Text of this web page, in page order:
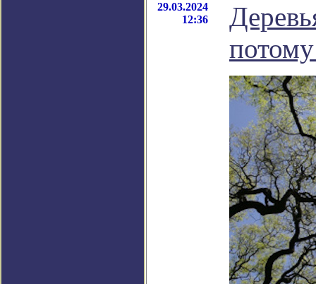
29.03.2024
12:36